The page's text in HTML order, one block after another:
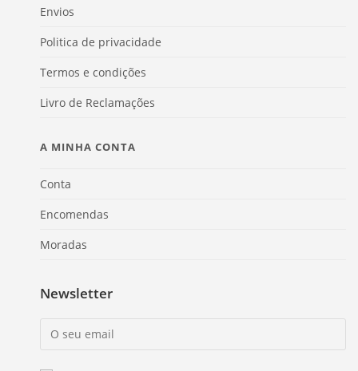
Envios
Politica de privacidade
Termos e condições
Livro de Reclamações
A MINHA CONTA
Conta
Encomendas
Moradas
Newsletter